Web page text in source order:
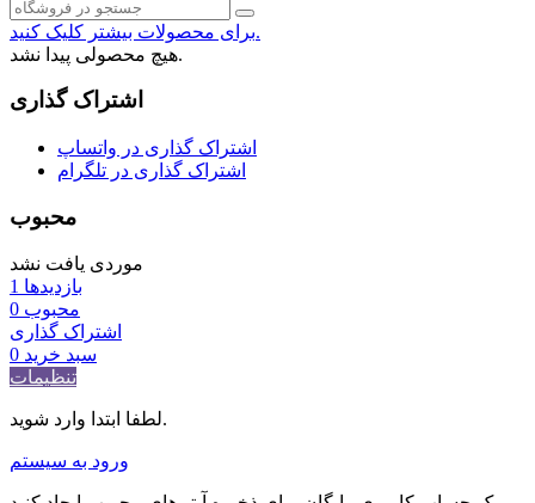
برای محصولات بیشتر کلیک کنید.
هیچ محصولی پیدا نشد.
اشتراک گذاری
اشتراک گذاری در واتساپ
اشتراک گذاری در تلگرام
محبوب
موردی یافت نشد
بازدیدها 1
محبوب 0
اشتراک گذاری
سبد خرید 0
تنظیمات
لطفا ابتدا وارد شوید.
ورود به سیستم